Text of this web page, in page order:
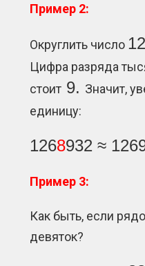
Пример 2:
Округлить число
Цифра разряда
стоит 9. Значит,
единицу:
1268932 ≈
Пример 3:
Как быть, если
девяток?